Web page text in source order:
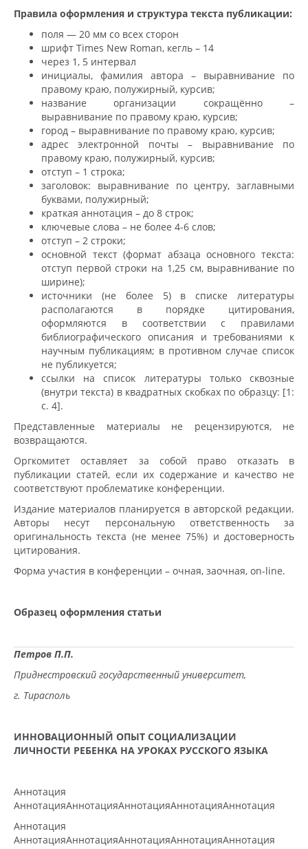
Правила оформления и структура текста публикации:
поля — 20 мм со всех сторон
шрифт Times New Roman, кегль – 14
через 1, 5 интервал
инициалы, фамилия автора – выравнивание по
правому краю, полужирный, курсив;
название организации сокращённо –
выравнивание по правому краю, курсив;
город – выравнивание по правому краю, курсив;
адрес электронной почты – выравнивание по
правому краю, полужирный, курсив;
отступ – 1 строка;
заголовок: выравнивание по центру, заглавными
буквами, полужирный;
краткая аннотация – до 8 строк;
ключевые слова – не более 4-6 слов;
отступ – 2 строки;
основной текст (формат абзаца основного текста:
отступ первой строки на 1,25 см, выравнивание по
ширине);
источники (не более 5) в списке литературы
располагаются в порядке цитирования,
оформляются в соответствии с правилами
библиографического описания и требованиями к
научным публикациям; в противном случае список
не публикуется;
ссылки на список литературы только сквозные
(внутри текста) в квадратных скобках по образцу: [1:
с. 4].
Представленные материалы не рецензируются, не
возвращаются.
Оргкомитет оставляет за собой право отказать в
публикации статей, если их содержание и качество не
соответствуют проблематике конференции.
Издание материалов планируется в авторской редакции.
Авторы несут персональную ответственность за
оригинальность текста (не менее 75%) и достоверность
цитирования.
Форма участия в конференции – очная, заочная, on-line.
Образец оформления статьи
Петров П.П.
Приднестровский государственный университет,
г. Тирасполь
ИННОВАЦИОННЫЙ ОПЫТ СОЦИАЛИЗАЦИИ
ЛИЧНОСТИ РЕБЕНКА НА УРОКАХ РУССКОГО ЯЗЫКА
Аннотация
АннотацияАннотацияАннотацияАннотацияАннотация
Аннотация
АннотацияАннотацияАннотацияАннотацияАннотация